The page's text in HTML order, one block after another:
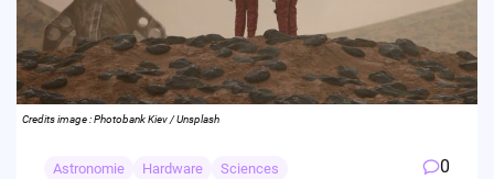
Credits image : Photobank Kiev / Unsplash
Astronomie Hardware Sciences 0